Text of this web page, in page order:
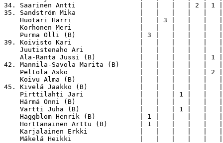
34. Saarinen Antti                |   |   |   | 2
35. Sandström Mika                |   |   |   |
Huotari Harri                 |   | 3 |   |   |
Korhonen Meri                 |   |   |   |   |
Purma Olli (B)                | 3 |   |   |   |
39. Koivisto Kari                 |   |   |   |   |
Juutistenaho Ari              |   |   |   |   |
Ala-Ranta Jussi (B)           |   |   |   |   | 1
42. Mannila-Savola Marita (B)     |   |   |   |
Peltola Asko                  |   |   |   |   | 2
Koivu Alma (B)                |   |   |   |   |
45. Kivelä Jaakko (B)             |   |   |   |
Pirttilahti Jari              |   |   | 1 |   |
Härmä Onni (B)                |   |   |   |   |
Vartti Juha (B)               |   |   | 1 |   |
Häggblom Henrik (B)           | 1 |   |   |   |
Horttanainen Arttu (B)        | 1 |   |   |   |
Karjalainen Erkki             |   |   |   |   |
Mäkelä Heikki                 |   |   |   |   |